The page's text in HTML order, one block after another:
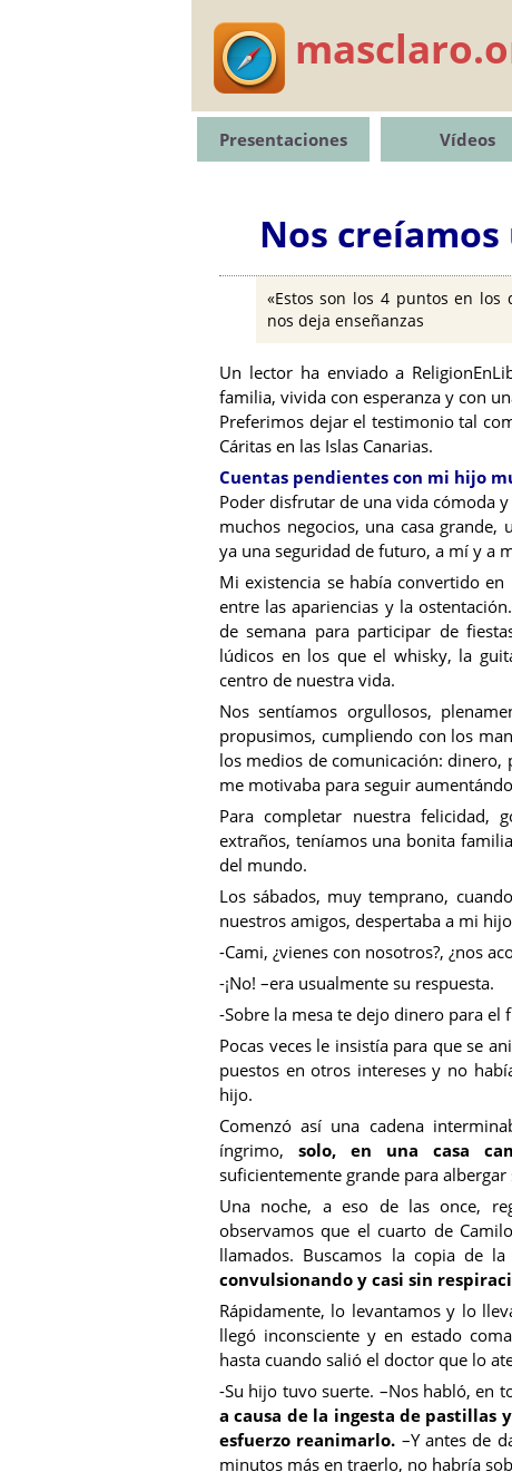
Presentaciones Vídeos
Nos
«Estos son los 4 puntos en los
nos deja enseñanzas
Un lector ha enviado a
familia, vivida con esperanza y con
Preferimos dejar el testimonio tal
Cáritas en las Islas Canarias.
Cuentas pendientes con mi hijo
Poder disfrutar de una vida cómoda
muchos negocios, una casa
ya una seguridad de futuro, a mí y a
Mi existencia se había convertido
entre las apariencias y la
de semana para participar de
lúdicos en los que el whisky, la
centro de nuestra vida.
Nos sentíamos orgullosos,
propusimos, cumpliendo con los
los medios de comunicación: dinero,
me motivaba para seguir
Para completar nuestra felicidad,
extraños, teníamos una bonita
del mundo.
Los sábados, muy temprano,
nuestros amigos, despertaba a mi
-Cami, ¿vienes con nosotros?, ¿nos
-¡No! –era usualmente su respuesta.
-Sobre la mesa te dejo dinero para el
Pocas veces le insistía para que se
puestos en otros intereses y no
hijo.
Comenzó así una cadena
íngrimo, solo, en una casa
suficientemente grande para albergar
Una noche, a eso de las once,
observamos que el cuarto de
llamados. Buscamos la copia de
convulsionando y casi sin
Rápidamente, lo levantamos y lo
llegó inconsciente y en estado
hasta cuando salió el doctor que lo
-Su hijo tuvo suerte. –Nos habló, en
a causa de la ingesta de pastillas
esfuerzo reanimarlo. –Y antes de
minutos más en traerlo, no habría